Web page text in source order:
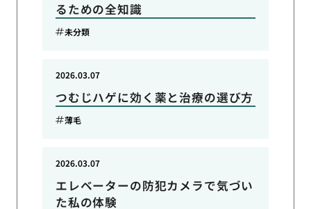
るための全知識
未分類
つむじハゲに効く薬と治療の選び方
2026.03.07
薄毛
エレベーターの防犯カメラで気づい
た私の体験
2026.03.07